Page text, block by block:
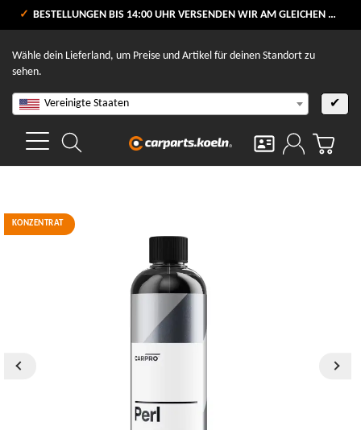
VERSANDKOSTENFREI AB 80 €
BESTELLUNGEN BIS 14:00 UHR VERSENDEN WIR AM GLEICHEN WERKTAG
Wähle dein Lieferland, um Preise und Artikel für deinen Standort zu
sehen.
Vereinigte Staaten ✔
KONZENTRAT